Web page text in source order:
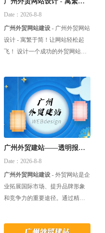
简！让网站轻松起飞！
Date：2026-8-8
广州外贸网站建设 - 广州外贸网站
设计 - 寓繁于简！让网站轻松起
飞！ 设计一个成功的外贸网站需
的兴趣，同时促进业务增长。以
下是一些关键的设计要点： ‌明确
目标和定位‌：在开始设计外贸网
站之前，需要明确网站的目标和
定位。通过调研市场和竞争对手
情况，确定目标受众、产品特色
广州外贸建站——透明报
价！建站放心之选！
Date：2026-8-8
广州外贸网站建设 - 外贸网站是企
业拓展国际市场、提升品牌形象
和竞争力的重要途径。通过精准